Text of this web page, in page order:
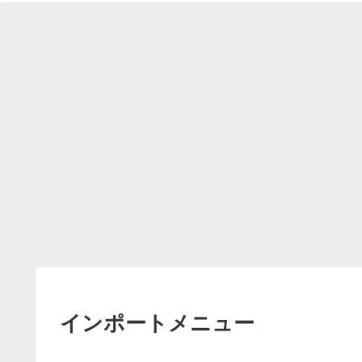
インポートメニュー